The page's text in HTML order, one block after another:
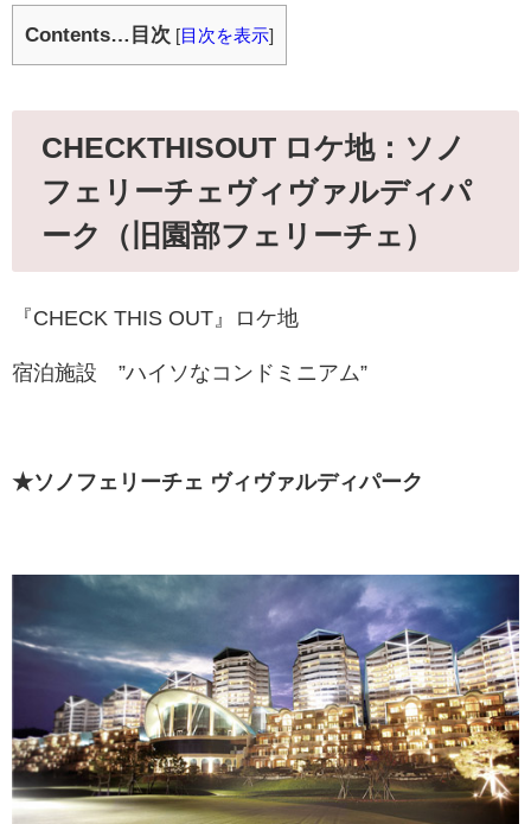
Contents…目次 [ 目次を表示]
CHECKTHISOUT ロケ地：ソノ
フェリーチェヴィヴァルディパ
ーク（旧園部フェリーチェ）
『CHECK THIS OUT』ロケ地
宿泊施設 ”ハイソなコンドミニアム”
★ソノフェリーチェ ヴィヴァルディパーク